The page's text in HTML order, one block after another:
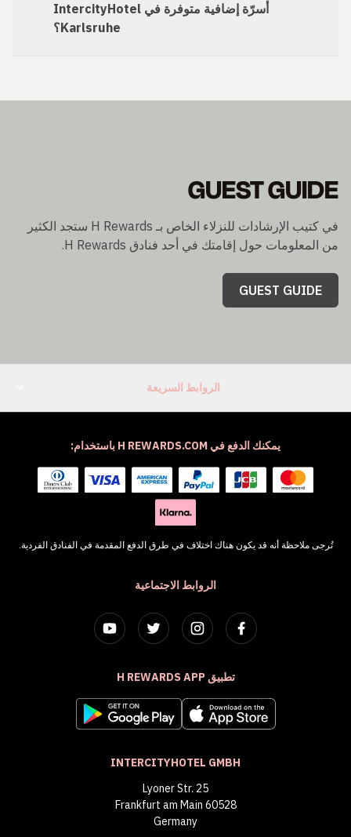
أسرّة إضافية متوفرة في IntercityHotel
Karlsruhe؟
GUEST GUIDE
في كتيب الإرشادات للنزلاء الخاص بـ H Rewards ستجد الكثير
من المعلومات حول إقامتك في أحد فنادق H Rewards.
GUEST GUIDE
الروابط السريعة
الروابط الاجتماعية
تطبيق H REWARDS APP
INTERCITYHOTEL GMBH
Lyoner Str. 25
60528 Frankfurt am Main
Germany
يمكنك الدفع في H REWARDS.COM باستخدام:
تُرجى ملاحظة أنه قد يكون هناك اختلاف في طرق الدفع المقدمة في الفنادق الفردية.